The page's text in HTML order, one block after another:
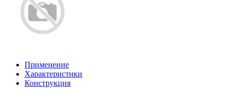
Применение
Характеристики
Конструкция